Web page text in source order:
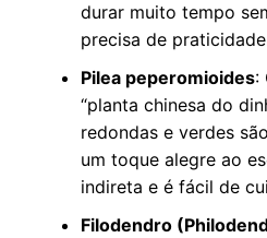
durar muito tempo
precisa de
Pilea peperomioides:
“planta chinesa do
redondas e verdes
um toque alegre ao
indireta e é fácil de
Filodendro